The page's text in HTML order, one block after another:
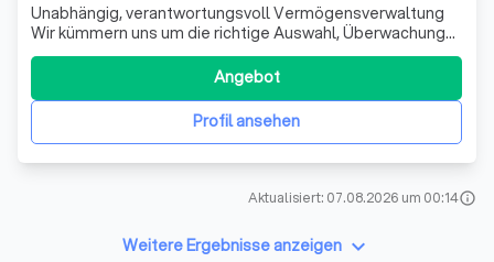
Unabhängig, verantwortungsvoll Vermögensverwaltung
Wir kümmern uns um die richtige Auswahl, Überwachung
und Steuerung der Wertpapiere in Ihrem Depot. Wir
entscheiden für Sie über den richtigen Zeitpunkt zum
Handeln und geben Ihnen ein gutes Gefühl bei der
Kapitalanlage. Anlageberatung Sie entscheid
Profil ansehen
Angebot
Aktualisiert: 07.08.2026 um 00:14info
Weitere Ergebnisse anzeigen keyboard_arrow_down